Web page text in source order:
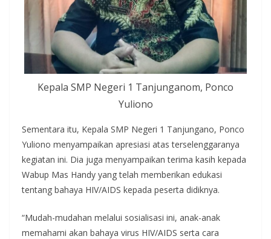
Kepala SMP Negeri 1 Tanjunganom, Ponco
Yuliono
Sementara itu, Kepala SMP Negeri 1 Tanjungano, Ponco
Yuliono menyampaikan apresiasi atas terselenggaranya
kegiatan ini. Dia juga menyampaikan terima kasih kepada
Wabup Mas Handy yang telah memberikan edukasi
tentang bahaya HIV/AIDS kepada peserta didiknya.
“Mudah-mudahan melalui sosialisasi ini, anak-anak
memahami akan bahaya virus HIV/AIDS serta cara